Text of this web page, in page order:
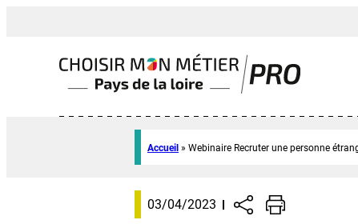
Accueil » Webinaire Recruter une personne
03/04/2023